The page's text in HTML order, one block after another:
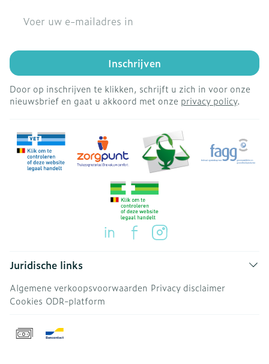
Inschrijven
Door op inschrijven te klikken, schrijft u zich in voor onze
nieuwsbrief en gaat u akkoord met onze privacy policy.
Juridische links
Algemene verkoopsvoorwaarden Privacy disclaimer
Cookies ODR-platform